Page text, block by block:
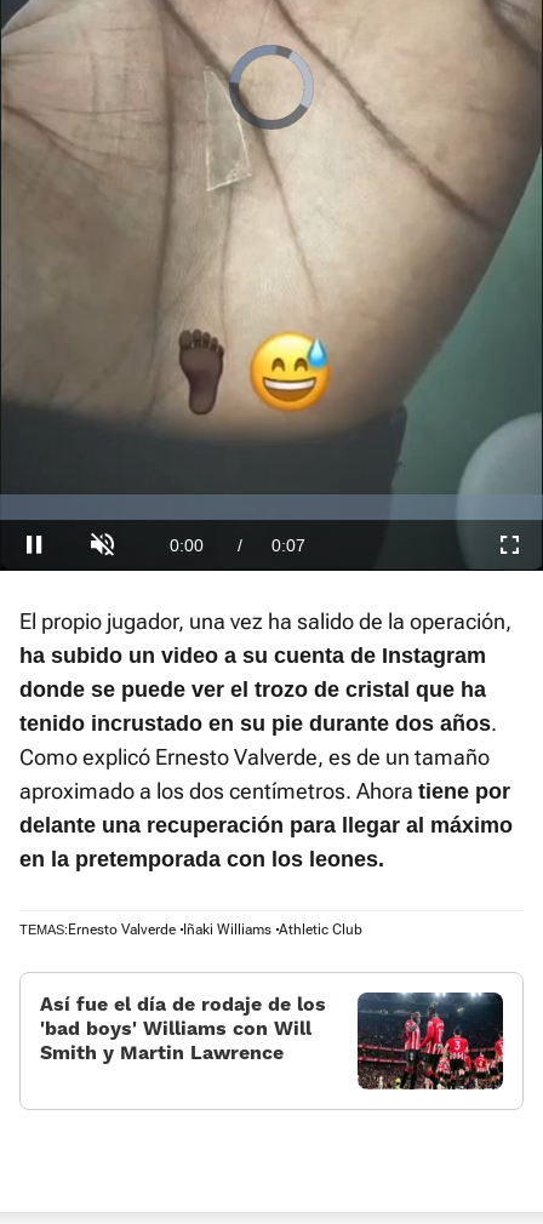
Pausa Unmute Current
0:00 / Duration
0:07
:
75.12%
El propio jugador, una vez ha salido de la operación,
ha subido un video a su cuenta de Instagram
donde se puede ver el trozo de cristal que ha
tenido incrustado en su pie durante dos años.
Como explicó Ernesto Valverde, es de un tamaño
aproximado a los dos centímetros. Ahora tiene por
delante una recuperación para llegar al máximo
en la pretemporada con los leones.
TEMAS:Ernesto Valverde Iñaki Williams Athletic Club
Así fue el día de rodaje de los
'bad boys' Williams con Will
Smith y Martin Lawrence